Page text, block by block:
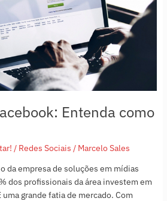
Entenda como
/ Redes Sociais / Marcelo Sales
da empresa de soluções em mídias
dos profissionais da área investem em
grande fatia de mercado. Com